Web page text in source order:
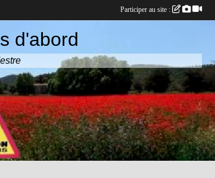
d'abord
Participer au site :